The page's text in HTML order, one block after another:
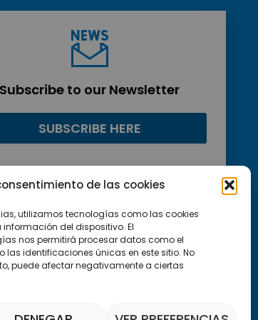
de las cookies
utilizamos tecnologías como las cookies
del dispositivo. El
nos permitirá procesar datos como el
identificaciones únicas en este sitio. No
puede afectar negativamente a ciertas
Subscribe to our Newsletter
SUBSCRIBE HERE